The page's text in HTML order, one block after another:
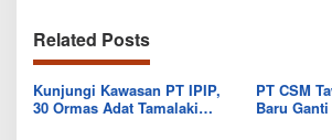
Related Posts
Kunjungi Kawasan PT IPIP,
30 Ormas Adat Tamalaki
PT CSM
Baru